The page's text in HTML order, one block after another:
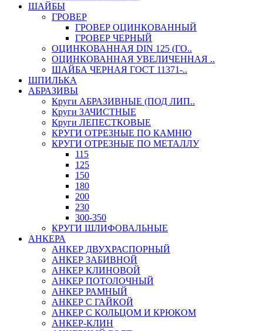
ШАЙБЫ
ГРОВЕР
ГРОВЕР ОЦИНКОВАННЫЙ
ГРОВЕР ЧЕРНЫЙ
ОЦИНКОВАННАЯ DIN 125 (ГО..
ОЦИНКОВАННАЯ УВЕЛИЧЕННАЯ ..
ШАЙБА ЧЕРНАЯ ГОСТ 11371-..
ШПИЛЬКА
АБРАЗИВЫ
Круги АБРАЗИВНЫЕ (ПОД ЛИП..
Круги ЗАЧИСТНЫЕ
Круги ЛЕПЕСТКОВЫЕ
КРУГИ ОТРЕЗНЫЕ ПО КАМНЮ
КРУГИ ОТРЕЗНЫЕ ПО МЕТАЛЛУ
115
125
150
180
200
230
300-350
КРУГИ ШЛИФОВАЛЬНЫЕ
АНКЕРА
АНКЕР ДВУХРАСПОРНЫЙ
АНКЕР ЗАБИВНОЙ
АНКЕР КЛИНОВОЙ
АНКЕР ПОТОЛОЧНЫЙ
АНКЕР РАМНЫЙ
АНКЕР С ГАЙКОЙ
АНКЕР С КОЛЬЦОМ И КРЮКОМ
АНКЕР-КЛИН